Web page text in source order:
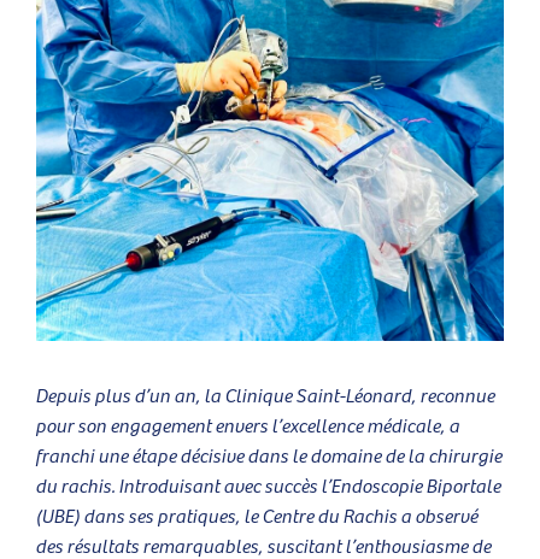
Depuis plus d’un an, la Clinique Saint-Léonard, reconnue
pour son engagement envers l’excellence médicale, a
franchi une étape décisive dans le domaine de la chirurgie
du rachis. Introduisant avec succès l’Endoscopie Biportale
(UBE) dans ses pratiques, le Centre du Rachis a observé
des résultats remarquables, suscitant l’enthousiasme de